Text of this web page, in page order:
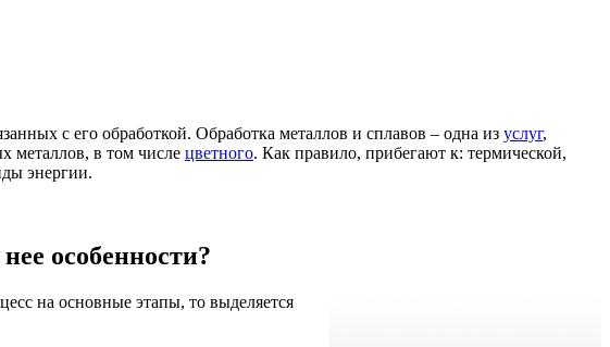
с его обработкой. Обработка металлов и сплавов – одна из услуг,
металлов, в том числе цветного. Как правило, прибегают к: термической,
энергии.
особенности?
на основные этапы, то выделяется